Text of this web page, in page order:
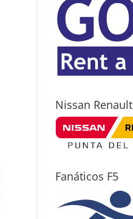
Nissan Renault
Fanáticos F5